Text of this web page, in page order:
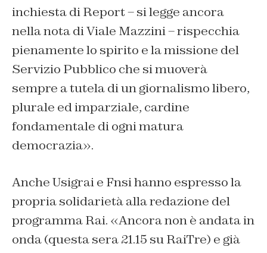
inchiesta di Report – si legge ancora
nella nota di Viale Mazzini – rispecchia
pienamente lo spirito e la missione del
Servizio Pubblico che si muoverà
sempre a tutela di un giornalismo libero,
plurale ed imparziale, cardine
fondamentale di ogni matura
democrazia».
Anche Usigrai e Fnsi hanno espresso la
propria solidarietà alla redazione del
programma Rai. «Ancora non è andata in
onda (questa sera 21.15 su RaiTre) e già